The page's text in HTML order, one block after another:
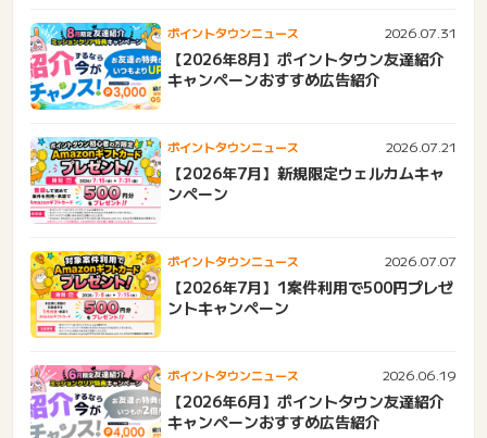
ポイントタウンニュース 2026.07.31
【2026年8月】ポイントタウン友達紹介
キャンペーンおすすめ広告紹介
ポイントタウンニュース 2026.07.21
【2026年7月】新規限定ウェルカムキャ
ンペーン
ポイントタウンニュース 2026.07.07
【2026年7月】1案件利用で500円プレゼ
ントキャンペーン
ポイントタウンニュース 2026.06.19
【2026年6月】ポイントタウン友達紹介
キャンペーンおすすめ広告紹介